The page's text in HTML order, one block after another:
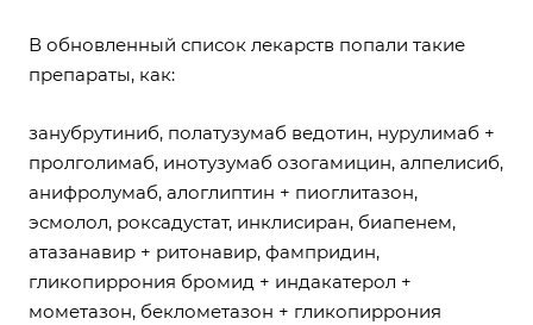
В обновленный список лекарств попали такие
препараты, как:
занубрутиниб, полатузумаб ведотин, нурулимаб +
пролголимаб, инотузумаб озогамицин, алпелисиб,
анифролумаб, алоглиптин + пиоглитазон,
эсмолол, роксадустат, инклисиран, биапенем,
атазанавир + ритонавир, фампридин,
гликопиррония бромид + индакатерол +
мометазон, беклометазон + гликопиррония